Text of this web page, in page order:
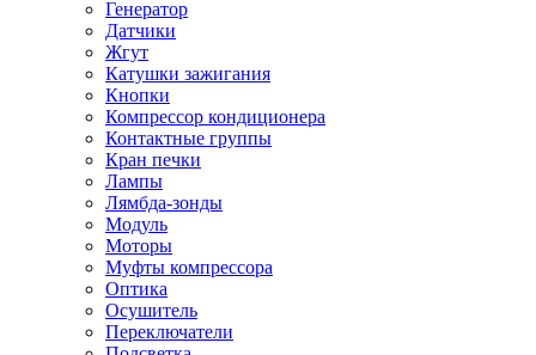
Генератор
Датчики
Жгут
Катушки зажигания
Кнопки
Компрессор кондиционера
Контактные группы
Кран печки
Лампы
Лямбда-зонды
Модуль
Моторы
Муфты компрессора
Оптика
Осушитель
Переключатели